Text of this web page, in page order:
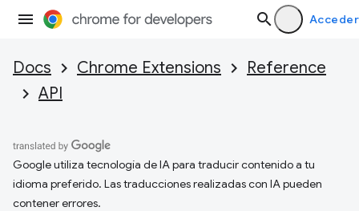
Acceder
Docs Chrome Extensions
Reference
API
Google utiliza tecnología de IA para traducir contenido a tu
idioma preferido. Las traducciones realizadas con IA pueden
contener errores.